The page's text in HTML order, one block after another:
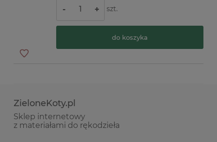
- + szt.
do koszyka
ZieloneKoty.pl
Sklep internetowy
z materiałami do rękodzieła